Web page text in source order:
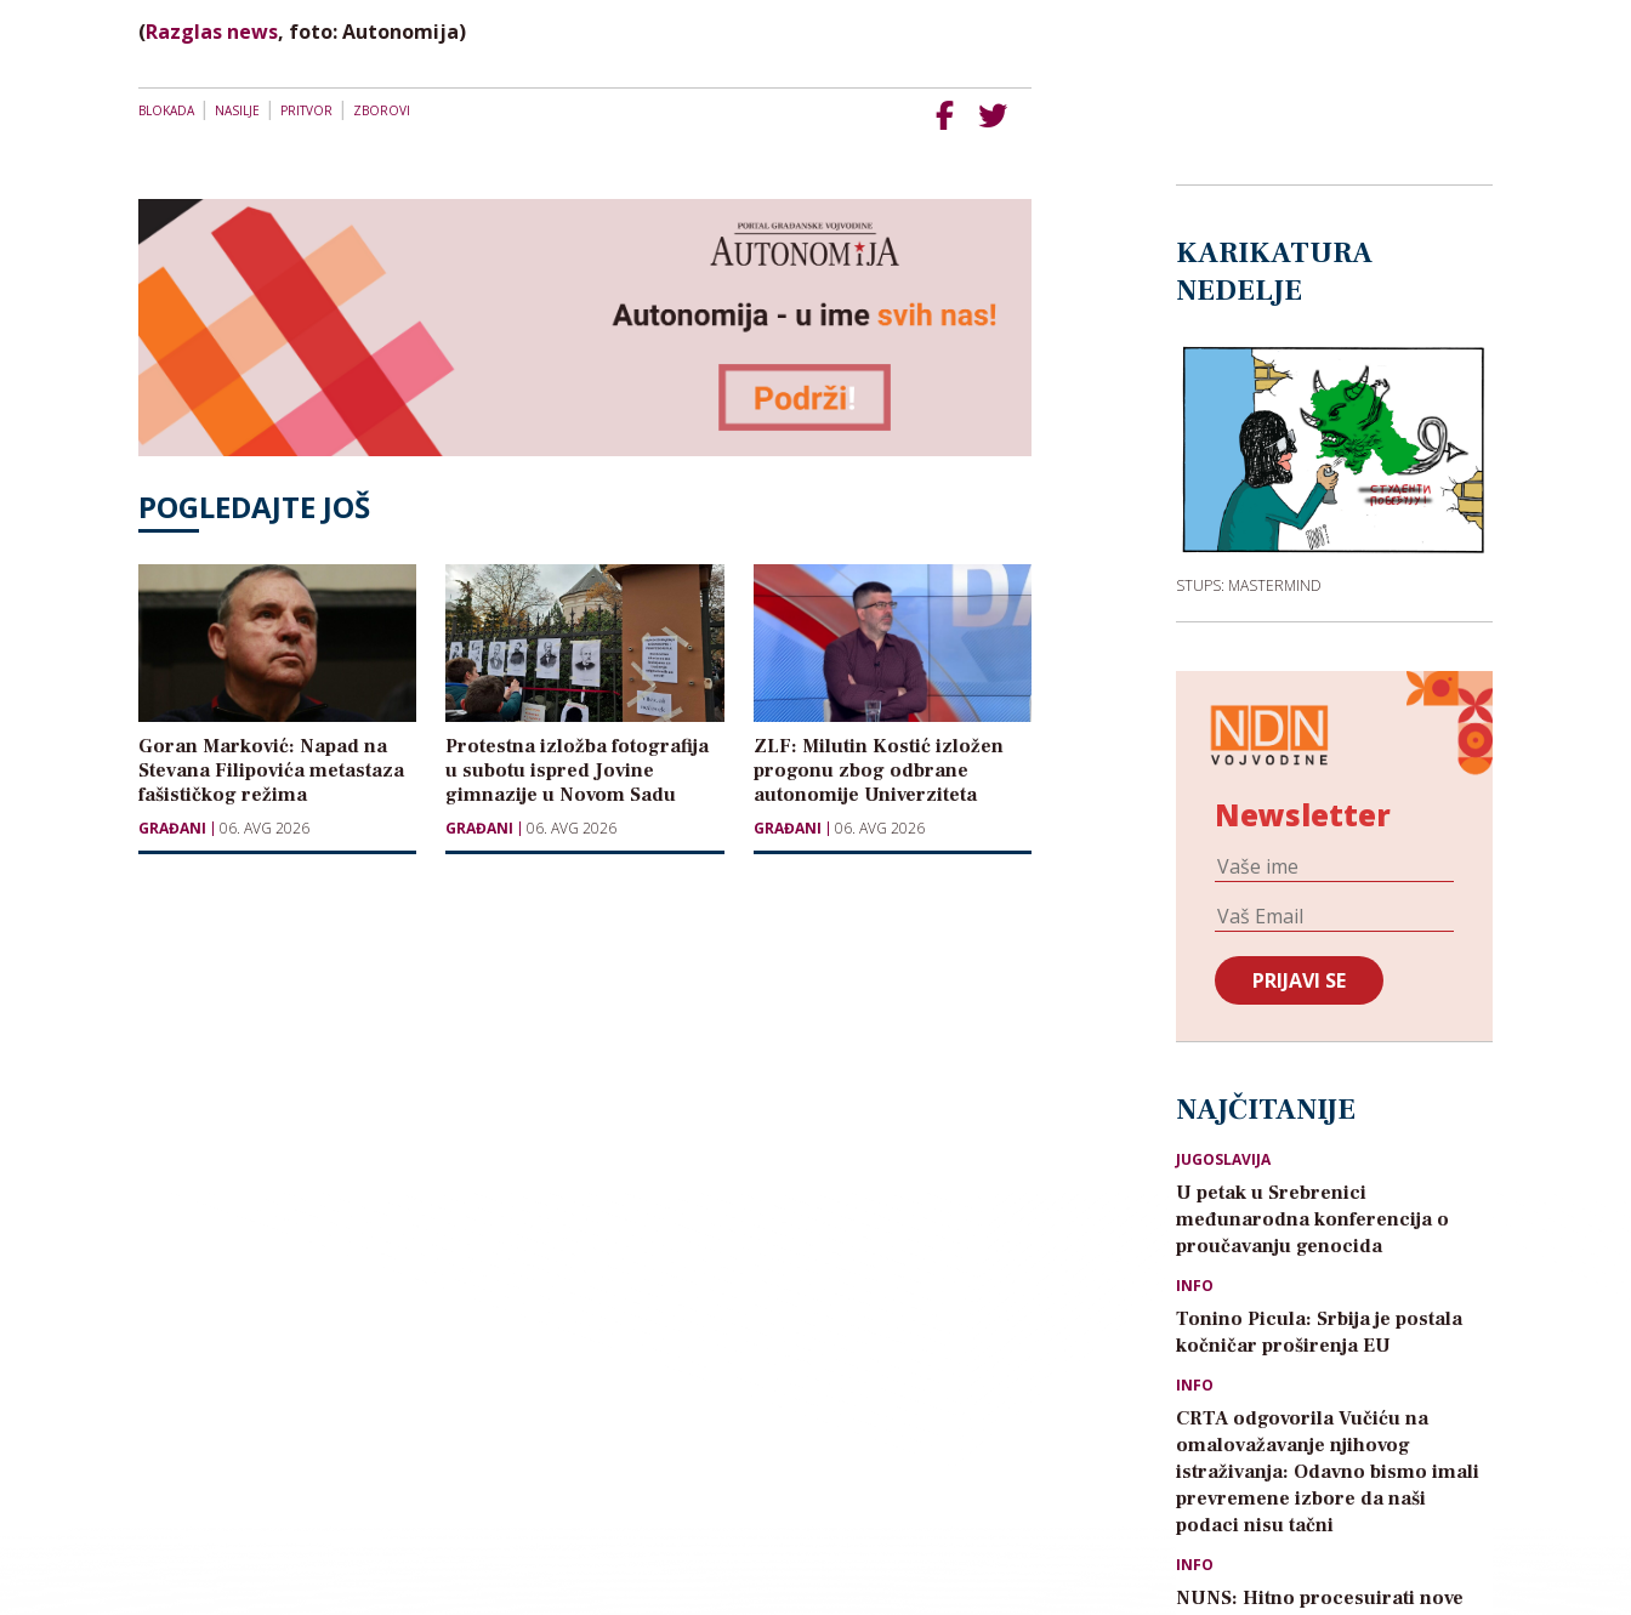
(Razglas news, foto: Autonomija)
BLOKADA| NASILJE | PRITVOR | ZBOROVI
POGLEDAJTE JOŠ
Goran Marković: Napad na
Stevana Filipovića metastaza
fašističkog režima
GRAĐANI 06. AVG 2026
Protestna izložba fotografija
u subotu ispred Jovine
gimnazije u Novom Sadu
GRAĐANI 06. AVG 2026
ZLF: Milutin Kostić izložen
progonu zbog odbrane
autonomije Univerziteta
GRAĐANI 06. AVG 2026
KARIKATURA
NEDELJE
STUPS: MASTERMIND
Newsletter
NAJČITANIJE
JUGOSLAVIJA
U petak u Srebrenici
međunarodna konferencija o
proučavanju genocida
INFO
Tonino Picula: Srbija je postala
kočničar proširenja EU
INFO
CRTA odgovorila Vučiću na
omalovažavanje njihovog
istraživanja: Odavno bismo imali
prevremene izbore da naši
podaci nisu tačni
INFO
NUNS: Hitno procesuirati nove